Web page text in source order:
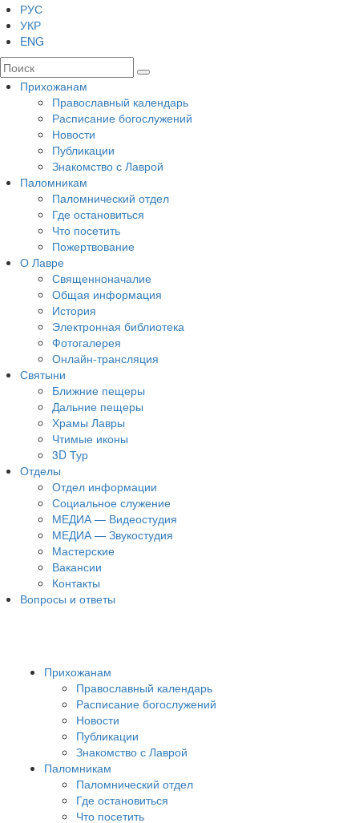
РУС
УКР
ENG
Прихожанам
Православный календарь
Расписание богослужений
Новости
Публикации
Знакомство с Лаврой
Паломникам
Паломнический отдел
Где остановиться
Что посетить
Пожертвование
О Лавре
Священноначалие
Общая информация
История
Электронная библиотека
Фотогалерея
Онлайн-трансляция
Святыни
Ближние пещеры
Дальние пещеры
Храмы Лавры
Чтимые иконы
3D Тур
Отделы
Отдел информации
Социальное служение
МЕДИА — Видеостудия
МЕДИА — Звукостудия
Мастерские
Вакансии
Контакты
Вопросы и ответы
Прихожанам
Православный календарь
Расписание богослужений
Новости
Публикации
Знакомство с Лаврой
Паломникам
Паломнический отдел
Где остановиться
Что посетить